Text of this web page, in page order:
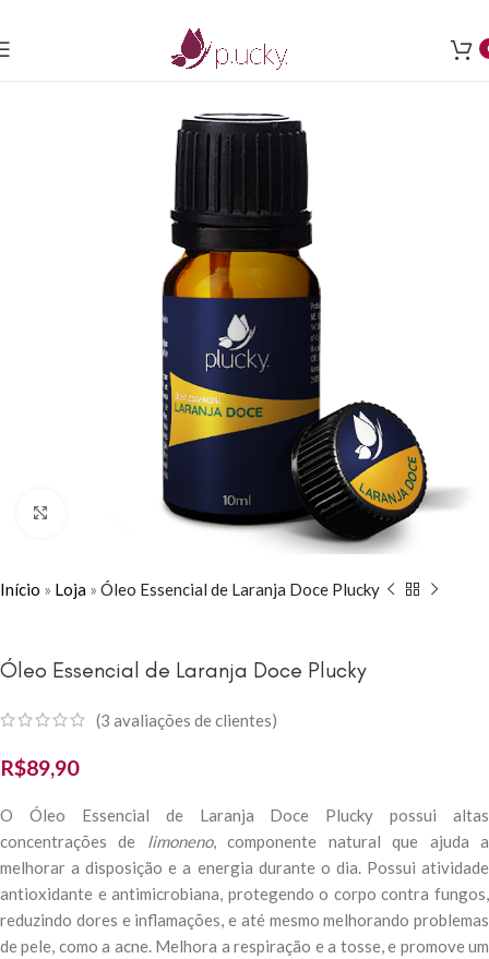
Click to enlarge
Início » Loja » Óleo Essencial de Laranja Doce Plucky
Óleo Essencial de Laranja Doce Plucky
(3 avaliações de clientes)
R$89,90
O Óleo Essencial de Laranja Doce Plucky possui altas
concentrações de limoneno, componente natural que ajuda a
melhorar a disposição e a energia durante o dia. Possui atividade
antioxidante e antimicrobiana, protegendo o corpo contra fungos,
reduzindo dores e inflamações, e até mesmo melhorando problemas
de pele, como a acne. Melhora a respiração e a tosse, e promove um